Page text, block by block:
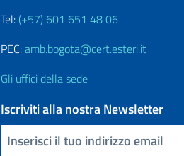
Tel: (+57) 601 651 48 06
PEC:amb.bogota@cert.esteri.it
Gli uffici della sede
Iscriviti alla nostra Newsletter
Inserisci la tua email